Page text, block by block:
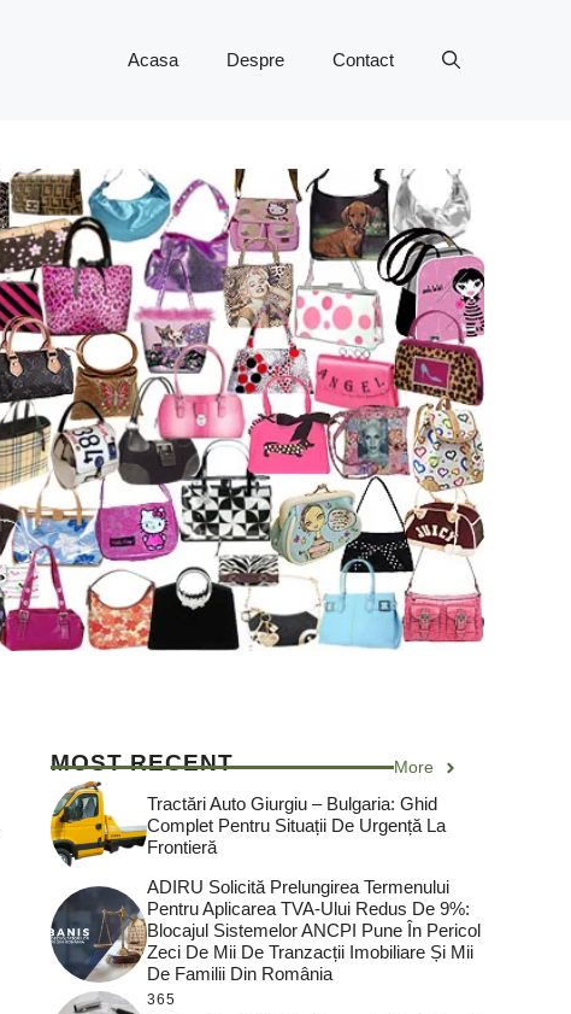
Acasa Despre Contact
MOST RECENT More
Tractări Auto Giurgiu – Bulgaria: Ghid
Complet Pentru Situații De Urgență La
Frontieră
ADIRU Solicită Prelungirea Termenului
Pentru Aplicarea TVA-Ului Redus De 9%:
Blocajul Sistemelor ANCPI Pune În Pericol
Zeci De Mii De Tranzacții Imobiliare Și Mii
De Familii Din România
365